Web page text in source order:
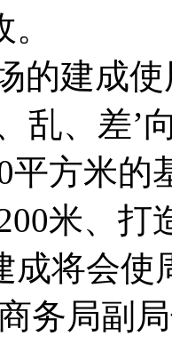
的建成
乱、差’
平方米
米、
成将会使
务局副